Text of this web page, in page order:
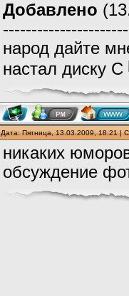
Добавлено
народ дайте
настал диску С
Дата: Пятница, 13.03.2009, 18:21 |
никаких
обсуждение